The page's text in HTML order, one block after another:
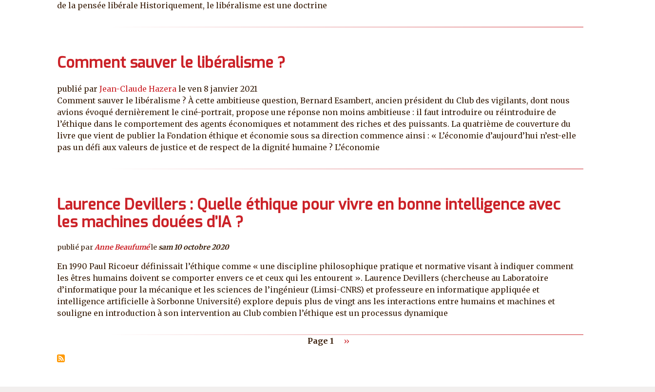
de la pensée libérale Historiquement, le libéralisme est une doctrine
Comment sauver le libéralisme ?
publié par Jean-Claude Hazera le ven 8 janvier 2021
Comment sauver le libéralisme ? À cette ambitieuse question, Bernard Esambert, ancien président du Club des vigilants, dont nous
avions évoqué dernièrement le ciné-portrait, propose une réponse non moins ambitieuse : il faut introduire ou réintroduire de
l’éthique dans le comportement des agents économiques et notamment des riches et des puissants. La quatrième de couverture du
livre que vient de publier la Fondation éthique et économie sous sa direction commence ainsi : « L’économie d’aujourd’hui n’est-elle
pas un défi aux valeurs de justice et de respect de la dignité humaine ? L’économie
Laurence Devillers : Quelle éthique pour vivre en bonne intelligence avec
les machines douées d’IA ?
publié par Anne Beaufuméle sam 10 octobre 2020
En 1990 Paul Ricoeur définissait l’éthique comme « une discipline philosophique pratique et normative visant à indiquer comment
les êtres humains doivent se comporter envers ce et ceux qui les entourent ». Laurence Devillers (chercheuse au Laboratoire
d’informatique pour la mécanique et les sciences de l’ingénieur (Limsi-CNRS) et professeure en informatique appliquée et
intelligence artificielle à Sorbonne Université) explore depuis plus de vingt ans les interactions entre humains et machines et
souligne en introduction à son intervention au Club combien l’éthique est un processus dynamique
Page 1 Page suivante
››